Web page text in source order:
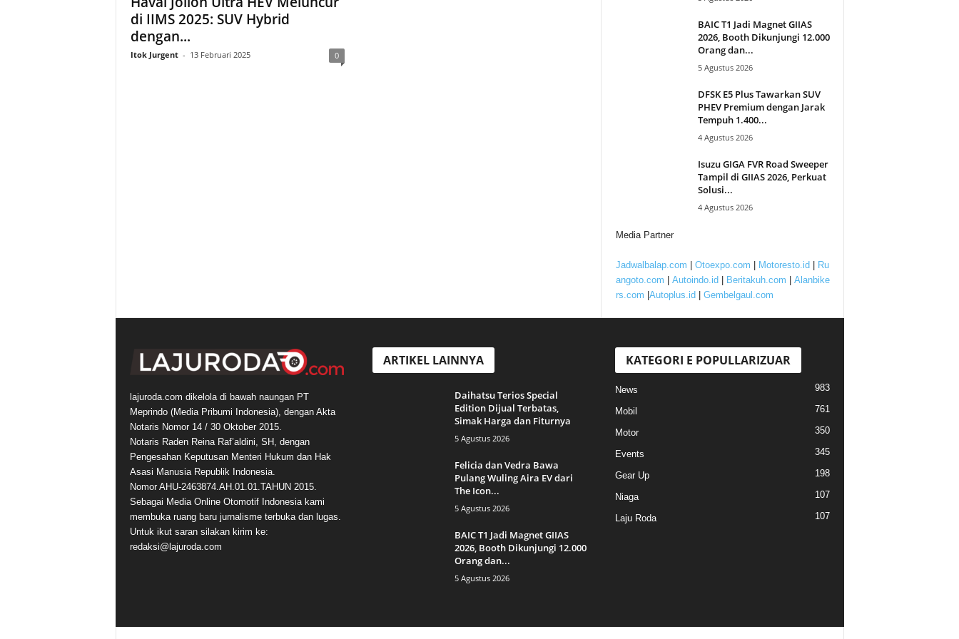
di IIMS 2025: SUV Hybrid
dengan...
Itok Jurgent - 13 Februari 2025 0
BAIC T1 Jadi Magnet GIIAS
2026, Booth Dikunjungi 12.000
Orang dan...
5 Agustus 2026
DFSK E5 Plus Tawarkan SUV
PHEV Premium dengan Jarak
Tempuh 1.400...
4 Agustus 2026
Isuzu GIGA FVR Road Sweeper
Tampil di GIIAS 2026, Perkuat
Solusi...
4 Agustus 2026
Media Partner
Jadwalbalap.com Otoexpo.com Motoresto.id
Ru
angoto.com
Autoindo.id Beritakuh.com
Alanbike
rs.com Autoplus.id Gembelgaul.com
lajuroda.com dikelola di bawah naungan PT
Meprindo (Media Pribumi Indonesia), dengan Akta
Notaris Nomor 14 / 30 Oktober 2015.
Notaris Raden Reina Raf’aldini, SH, dengan
Pengesahan Keputusan Menteri Hukum dan Hak
Asasi Manusia Republik Indonesia.
Nomor AHU-2463874.AH.01.01.TAHUN 2015.
Sebagai Media Online Otomotif Indonesia kami
membuka ruang baru jurnalisme terbuka dan lugas.
Untuk ikut saran silakan kirim ke:
redaksi@lajuroda.com
ARTIKEL LAINNYA
Daihatsu Terios Special
Edition Dijual Terbatas,
Simak Harga dan Fiturnya
5 Agustus 2026
Felicia dan Vedra Bawa
Pulang Wuling Aira EV dari
The Icon...
5 Agustus 2026
BAIC T1 Jadi Magnet GIIAS
2026, Booth Dikunjungi 12.000
Orang dan...
5 Agustus 2026
KATEGORI E POPULLARIZUAR
News 983
Mobil 761
Motor 350
Events 345
Gear Up 198
Niaga 107
Laju Roda 107